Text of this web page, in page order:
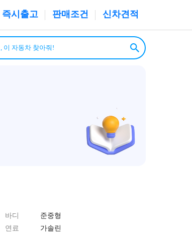
즉시출고 판매조건 신차견적
바디
준중형
연료
가솔린